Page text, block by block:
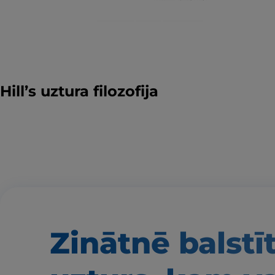
Hill’s uztura filozofija
Zinātnē